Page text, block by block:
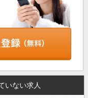
いない求人